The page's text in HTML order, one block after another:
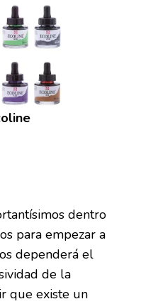
dentro
para empezar a
dependerá el
de la
que existe un